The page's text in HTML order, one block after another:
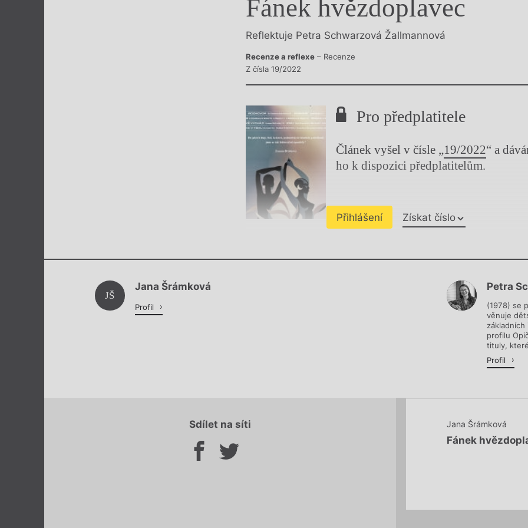
Výroční cenyFánek hvězdoplavec
Reflektuje Petra Schwarzová Žallmannová
Recenze a reflexe – Recenze
Z čísla 19/2022
Pro předplatitele
Článek vyšel v čísle „19/2022“ a
ho k dispozici předplatitelům.
Přihlášení Získat číslo
Chviličku.
JŠ
Jana Šrámková
Profil
Petra
(1978) se
věnuje
profilu
tituly,
Profil
Sdílet na síti Jana Šrámková
Fánek